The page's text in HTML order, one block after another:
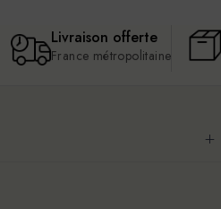
Livraison offerte
France métropolitaine